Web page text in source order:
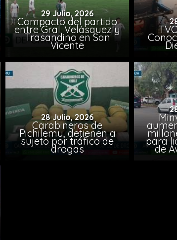
29 Julio, 2026
Compacto del partido
entre Gral. Velásquez y
Trasandino en San
Vicente
28 Julio, 2026
Carabineros de
Pichilemu, detienen a
sujeto por tráfico de
drogas
para
de